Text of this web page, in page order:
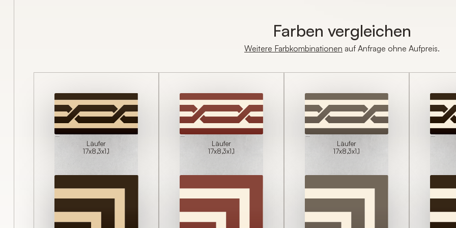
erhalten möchten (Farbe, Format,
Frachtkosten ist die Angabe der
Farben vergleichen
Weitere Farbkombinationen auf Anfrage ohne Aufpreis.
Läufer
17x8,3x1,1
Läufer
17x8,3x1,1
Läufer
17x8,3x1,1